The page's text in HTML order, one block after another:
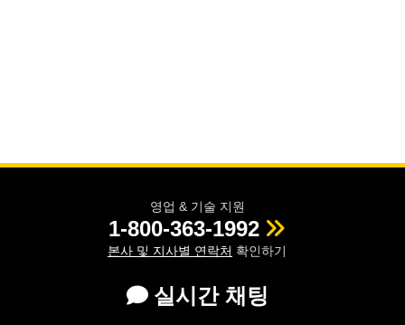
영업 & 기술 지원
1-800-363-1992
본사 및 지사별 연락처 확인하기
실시간 채팅